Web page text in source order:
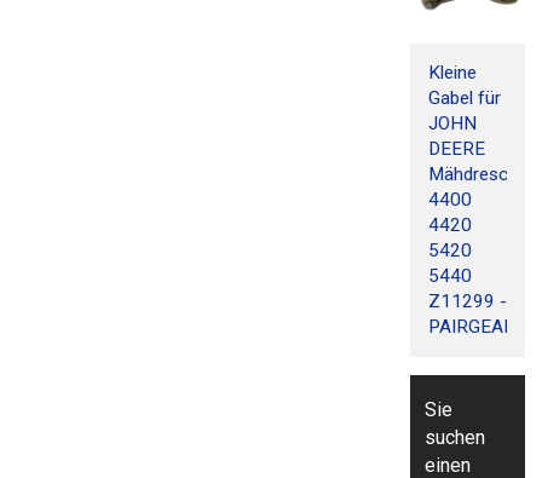
Kleine
Gabel für
JOHN
DEERE
Mähdrescher
4400
4420
5420
5440
Z11299 -
PAIRGEARS
Sie
suchen
einen